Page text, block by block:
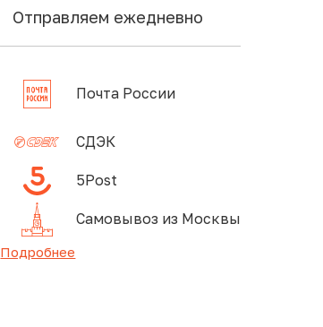
Отправляем ежедневно
Почта России
СДЭК
5Post
Самовывоз из Москвы
Подробнее